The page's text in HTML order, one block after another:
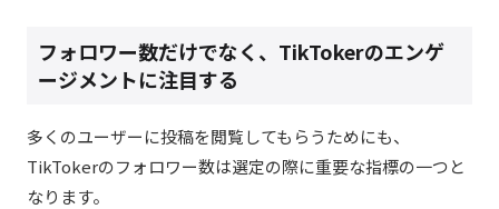
フォロワー数だけでなく、TikTokerのエンゲ
ージメントに注目する
多くのユーザーに投稿を閲覧してもらうためにも、
TikTokerのフォロワー数は選定の際に重要な指標の一つと
なります。